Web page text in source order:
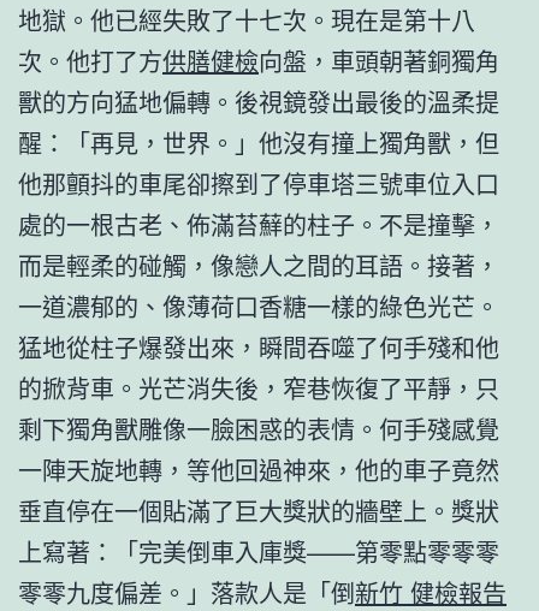
地獄。他已經失敗了十七次。現在是第十八
次。他打了方供膳健檢向盤，車頭朝著銅獨角
獸的方向猛地偏轉。後視鏡發出最後的溫柔提
醒：「再見，世界。」他沒有撞上獨角獸，但
他那顫抖的車尾卻擦到了停車塔三號車位入口
處的一根古老、佈滿苔蘚的柱子。不是撞擊，
而是輕柔的碰觸，像戀人之間的耳語。接著，
一道濃郁的、像薄荷口香糖一樣的綠色光芒。
猛地從柱子爆發出來，瞬間吞噬了何手殘和他
的掀背車。光芒消失後，窄巷恢復了平靜，只
剩下獨角獸雕像一臉困惑的表情。何手殘感覺
一陣天旋地轉，等他回過神來，他的車子竟然
垂直停在一個貼滿了巨大獎狀的牆壁上。獎狀
上寫著：「完美倒車入庫獎——第零點零零零
零零九度偏差。」落款人是「倒新竹 健檢報告